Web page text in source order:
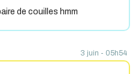
de couilles hmm
3 juin - 05h54